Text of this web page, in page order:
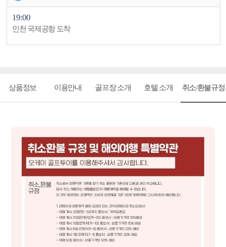
19:00
인천 국제공항 도착
상품정보 이용안내 골프장 소개 호텔 소개 취소/환불규정